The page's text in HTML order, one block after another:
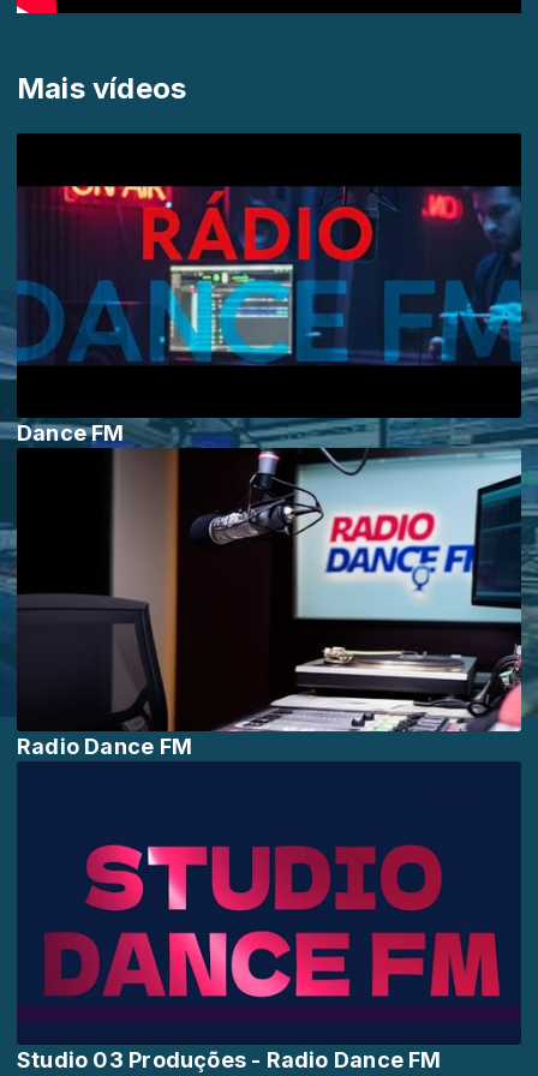
Mais vídeos
Dance FM
Radio Dance FM
Studio 03 Produções - Radio Dance FM